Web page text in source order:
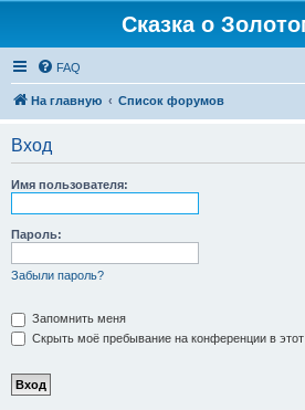
Сказка о
FAQ
На главную Список форумов
Вход
Имя пользователя:
Пароль:
Забыли пароль?
Запомнить меня
Скрыть моё пребывание на конференции в этот